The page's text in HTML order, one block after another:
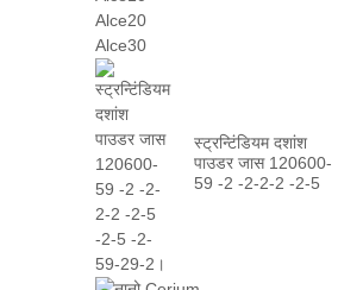
स्ट्रन्टिंडियम दशांश
पाउडर जास 120600-
59 -2 -2-2-2 -2-5